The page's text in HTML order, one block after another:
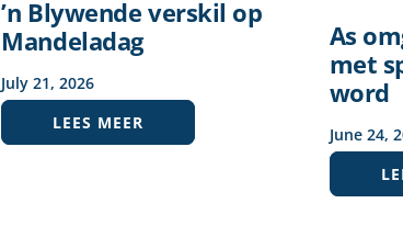
’n Blywende verskil op
Mandeladag
July 21,2026
LEES MEER
As
met
word
June 24,